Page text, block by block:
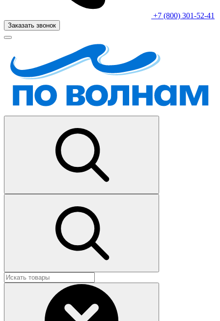
+7 (800) 301-52-41
Заказать звонок